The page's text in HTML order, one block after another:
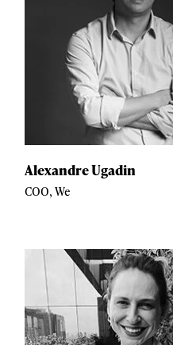
Alexandre Ugadin
COO, We